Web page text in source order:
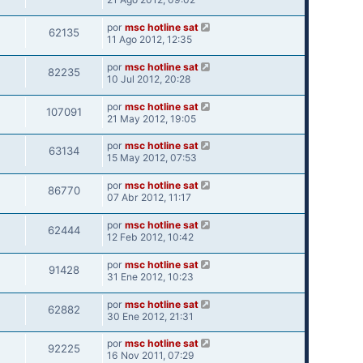
62135 por msc hotline sat
11 Ago 2012, 12:35
82235 por msc hotline sat
10 Jul 2012, 20:28
107091 por msc hotline sat
21 May 2012, 19:05
63134 por msc hotline sat
15 May 2012, 07:53
86770 por msc hotline sat
07 Abr 2012, 11:17
62444 por msc hotline sat
12 Feb 2012, 10:42
91428 por msc hotline sat
31 Ene 2012, 10:23
62882 por msc hotline sat
30 Ene 2012, 21:31
92225 por msc hotline sat
16 Nov 2011, 07:29